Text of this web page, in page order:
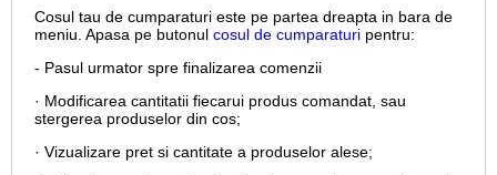
Cosul tau de cumparaturi este pe partea dreapta in bara de
meniu. Apasa pe butonul cosul de cumparaturi pentru:
- Pasul urmator spre finalizarea comenzii
· Modificarea cantitatii fiecarui produs comandat, sau
stergerea produselor din cos;
· Vizualizare pret si cantitate a produselor alese;